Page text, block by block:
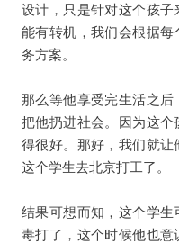
设计，只是针对这个孩
能有转机，我们会根据
务方案。
那么等他享受完生活之
把他扔进社会。因为这
得很好。那好，我们就
这个学生去北京打工了。
结果可想而知，这个学
毒打了，这个时候他也